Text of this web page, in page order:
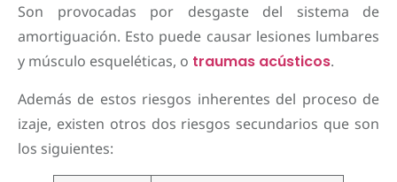
Son provocadas por desgaste del sistema de
amortiguación. Esto puede causar lesiones lumbares
y músculo esqueléticas, o traumas acústicos.
Además de estos riesgos inherentes del proceso de
izaje, existen otros dos riesgos secundarios que son
los siguientes: